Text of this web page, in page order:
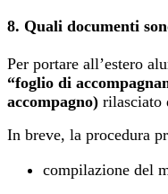
8. Quali documenti
Per portare all’estero
“foglio di
accompagno) rilasciato
In breve, la procedura
compilazione del